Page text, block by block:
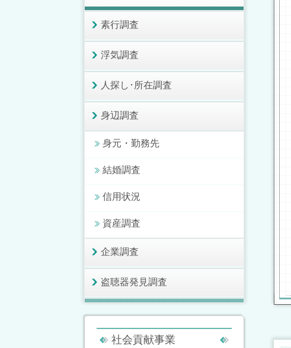
素行調査
浮気調査
人探し･所在調査
身辺調査
身元・勤務先
結婚調査
信用状況
資産調査
企業調査
盗聴器発見調査
社会貢献事業